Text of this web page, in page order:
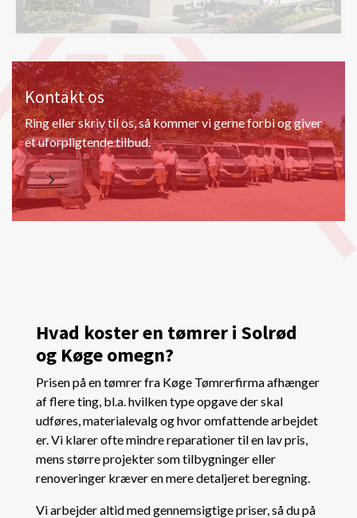
Kontakt os
Ring eller skriv til os, så kommer vi gerne forbi og giver
et uforpligtende tilbud.
Hvad koster en tømrer i Solrød
og Køge omegn?
Prisen på en tømrer fra Køge Tømrerfirma afhænger
af flere ting, bl.a. hvilken type opgave der skal
udføres, materialevalg og hvor omfattende arbejdet
er. Vi klarer ofte mindre reparationer til en lav pris,
mens større projekter som tilbygninger eller
renoveringer kræver en mere detaljeret beregning.
Vi arbejder altid med gennemsigtige priser, så du på